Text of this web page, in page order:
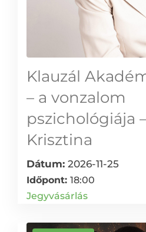
Klauzál
– a vonzalom
pszichológiája
Krisztina
Dátum: 2026-11-25
Időpont: 18:00
Jegyvásárlás